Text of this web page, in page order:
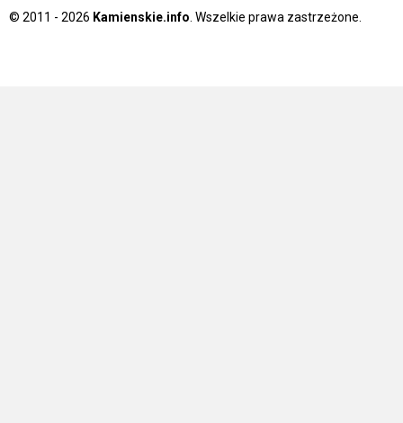
© 2011 - 2026 Kamienskie.info . Wszelkie prawa zastrzeżone.